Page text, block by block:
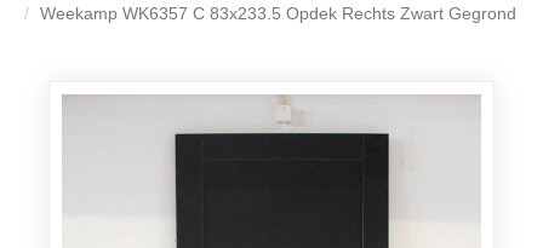
Weekamp WK6357 C 83x233.5 Opdek Rechts Zwart Gegrond